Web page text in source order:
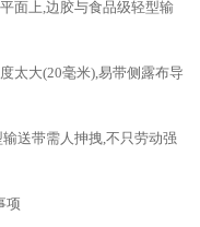
面上,边胶与食品级轻型输
太大(20毫米),易带侧露布导
送带需人抻拽,不只劳动强
项